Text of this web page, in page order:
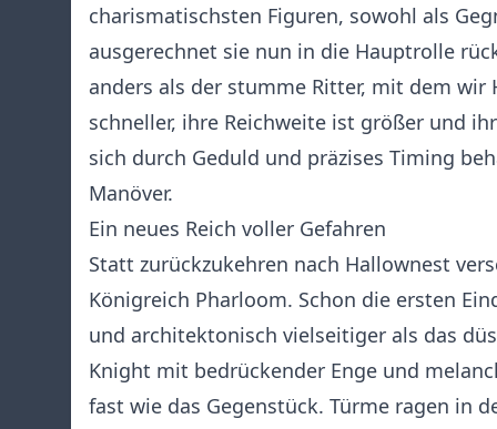
charismatischsten Figuren, sowohl als
ausgerechnet sie nun in die Hauptrolle
anders als der stumme Ritter, mit dem
schneller, ihre Reichweite ist größer und
sich durch Geduld und präzises Timing
Manöver.
Ein neues Reich voller Gefahren
Statt zurückzukehren nach Hallownest
Königreich Pharloom. Schon die ersten
und architektonisch vielseitiger als das
Knight mit bedrückender Enge und
fast wie das Gegenstück. Türme ragen in